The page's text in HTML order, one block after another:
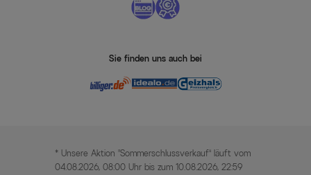
Sie finden uns auch bei
* Unsere Aktion „Sommerschlussverkauf“ läuft vom
04.08.2026, 08:00 Uhr bis zum 10.08.2026, 22:59